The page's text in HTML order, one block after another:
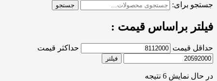
جستجو برای: جستجو
فیلتر براساس قیمت :
حداقل قیمت حداکثر قیمت
فیلتر
در حال نمایش 6 نتیجه